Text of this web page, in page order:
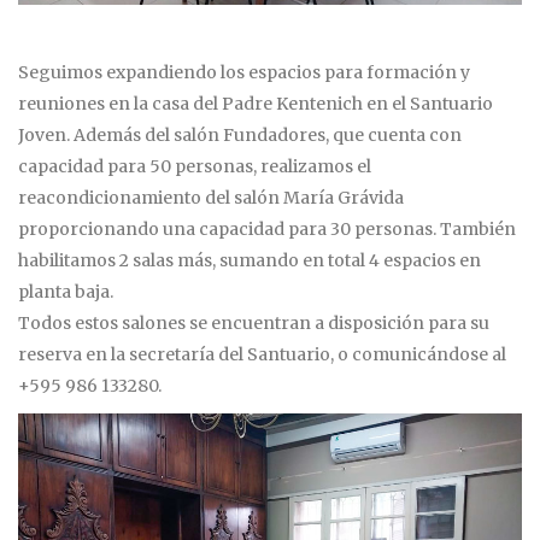
Seguimos expandiendo los espacios para formación y
reuniones en la casa del Padre Kentenich en el Santuario
Joven. Además del salón Fundadores, que cuenta con
capacidad para 50 personas, realizamos el
reacondicionamiento del salón María Grávida
proporcionando una capacidad para 30 personas. También
habilitamos 2 salas más, sumando en total 4 espacios en
planta baja.
Todos estos salones se encuentran a disposición para su
reserva en la secretaría del Santuario, o comunicándose al
+595 986 133280.